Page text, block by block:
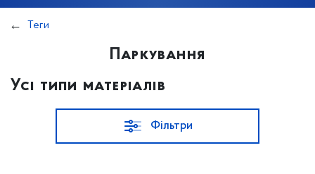
Теги
Паркування
Усі типи матеріалів
Фільтри